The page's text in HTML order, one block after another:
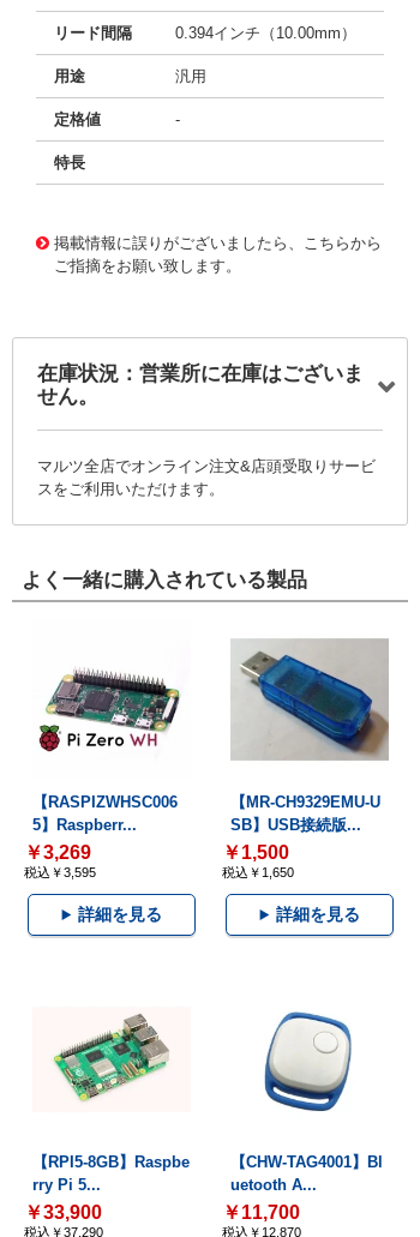
リード間隔 0.394インチ（10.00mm）
用途 汎用
定格値 -
特長
掲載情報に誤りがございましたら、こちらから
ご指摘をお願い致します。
在庫状況：営業所に在庫はございま
せん。
マルツ全店でオンライン注文&店頭受取りサービ
スをご利用いただけます。
よく一緒に購入されている製品
【RASPIZWHSC006
5】Raspberr...
￥3,269
税込￥3,595
詳細を見る
【MR-CH9329EMU-U
SB】USB接続版...
￥1,500
税込￥1,650
詳細を見る
【RPI5-8GB】Raspbe
rry Pi 5...
￥33,900
税込￥37,290
【CHW-TAG4001】Bl
uetooth A...
￥11,700
税込￥12,870